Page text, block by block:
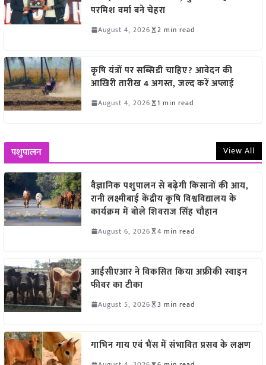
परमिश वर्मा बने चेहरा
August 4, 2026 2 min read
कृषि यंत्रों पर सब्सिडी चाहिए? आवेदन की
आखिरी तारीख 4 अगस्त, जल्द करें अप्लाई
August 4, 2026 1 min read
पशुपालन View All
वैज्ञानिक पशुपालन से बढ़ेगी किसानों की आय,
रानी लक्ष्मीबाई केंद्रीय कृषि विश्वविद्यालय के
कार्यक्रम में बोले शिवराज सिंह चौहान
August 6, 2026 4 min read
आईसीएआर ने विकसित किया अफ्रीकी स्वाइन
फीवर का टीका
August 5, 2026 3 min read
गाभिन गाय एवं भैंस में संभावित प्रसव के लक्षण